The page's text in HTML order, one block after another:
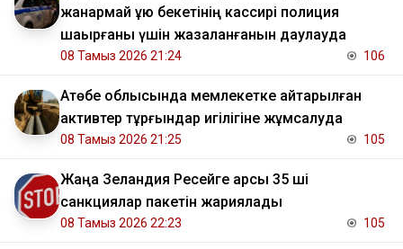
жанармай құю бекетінің кассирі полиция
шақырғаны үшін жазаланғанын даулауда
08 Тамыз 2026 21:24 106
​Ақтөбе облысында мемлекетке қайтарылған
активтер тұрғындар игілігіне жұмсалуда
08 Тамыз 2026 21:25 105
Жаңа Зеландия Ресейге қарсы 35 ші
санкциялар пакетін жариялады
08 Тамыз 2026 22:23 105